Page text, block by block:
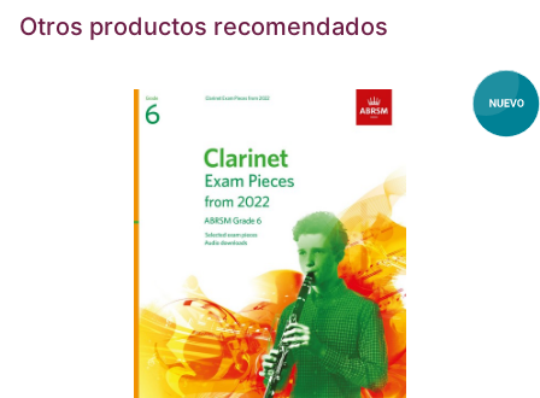
Otros productos recomendados